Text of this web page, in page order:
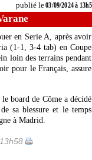
publié le03/09/2024 à
en Serie A, après avoir
(1-1, 3-4 tab) en Coupe
loin des terrains pendant
pour le Français, assure
board de Côme a décidé
sa blessure et le temps
à Madrid.